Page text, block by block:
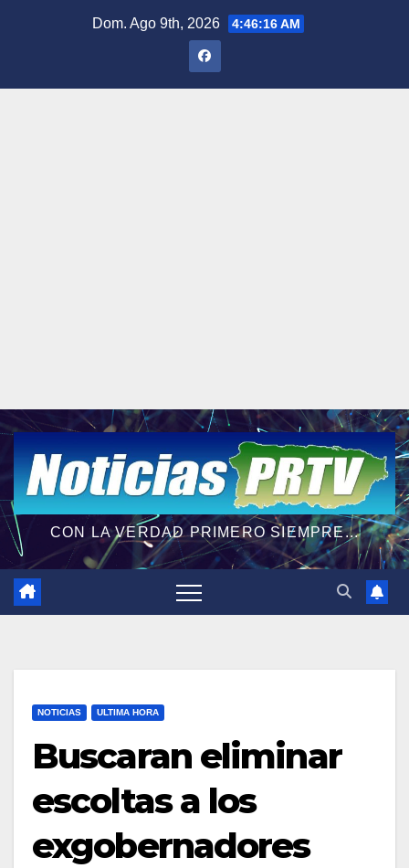
Dom. Ago 9th, 2026 4:46:17 AM
CON LA VERDAD PRIMERO SIEMPRE...
NOTICIAS ULTIMA HORA
Buscaran eliminar
escoltas a los
exgobernadores